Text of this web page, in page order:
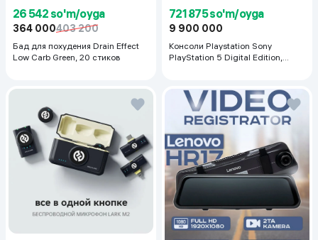
26 542 so'm/oyga
364 000403 200
Бад для похудения Drain Effect
Low Carb Green, 20 стиков
721 875 so'm/oyga
9 900 000
Консоли Playstation Sony
PlayStation 5 Digital Edition,